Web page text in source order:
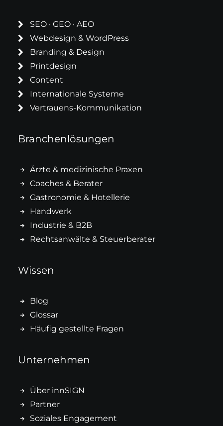
SEO · GEO · AEO
Webdesign & WordPress
Branding & Design
Printdesign
Content
Internationale Systeme
Vertrauens-Kommunikation
Branchenlösungen
Ärzte & medizinische Praxen
Coaches & Berater
Gastronomie & Hotellerie
Handwerk
Industrie & B2B
Rechtsanwälte & Steuerberater
Wissen
Blog
Glossar
Häufig gestellte Fragen
Unternehmen
Über innSIGN
Partner
Soziales Engagement